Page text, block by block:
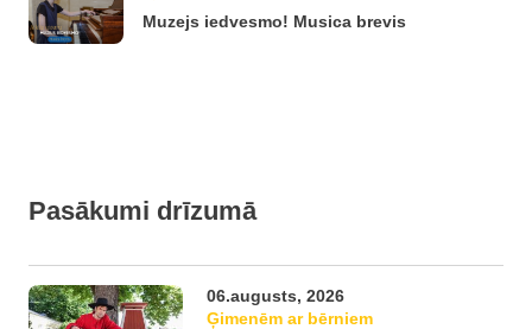
Muzejs iedvesmo! Musica brevis
Pasākumi drīzumā
06.augusts, 2026
Ģimenēm ar bērniem